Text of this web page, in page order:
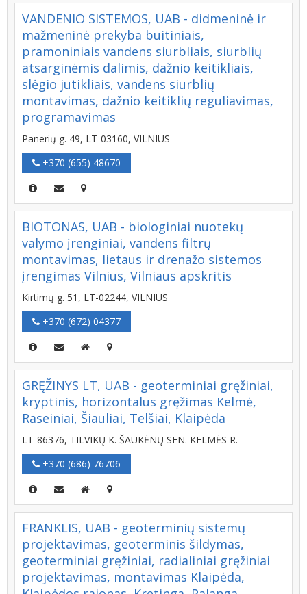
VANDENIO SISTEMOS, UAB - didmeninė ir
mažmeninė prekyba buitiniais,
pramoniniais vandens siurbliais, siurblių
atsarginėmis dalimis, dažnio keitikliais,
slėgio jutikliais, vandens siurblių
montavimas, dažnio keitiklių reguliavimas,
programavimas
Panerių g. 49, LT-03160, VILNIUS
+370 (655) 48670
BIOTONAS, UAB - biologiniai nuotekų
valymo įrenginiai, vandens filtrų
montavimas, lietaus ir drenažo sistemos
įrengimas Vilnius, Vilniaus apskritis
Kirtimų g. 51, LT-02244, VILNIUS
+370 (672) 04377
GRĘŽINYS LT, UAB - geoterminiai gręžiniai,
kryptinis, horizontalus gręžimas Kelmė,
Raseiniai, Šiauliai, Telšiai, Klaipėda
LT-86376, TILVIKŲ K. ŠAUKĖNŲ SEN. KELMĖS R.
+370 (686) 76706
FRANKLIS, UAB - geoterminių sistemų
projektavimas, geoterminis šildymas,
geoterminiai gręžiniai, radialiniai gręžiniai
projektavimas, montavimas Klaipėda,